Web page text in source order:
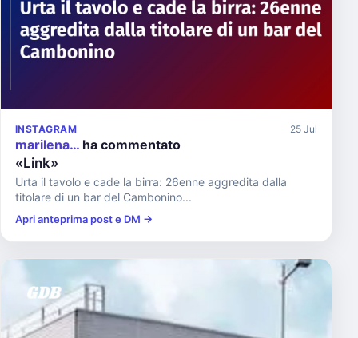
INSTAGRAM 25 Jul
marilena… ha commentato
«Link»
Urta il tavolo e cade la birra: 26enne aggredita dalla
titolare di un bar del Cambonino...
Apri anteprima post e DM →